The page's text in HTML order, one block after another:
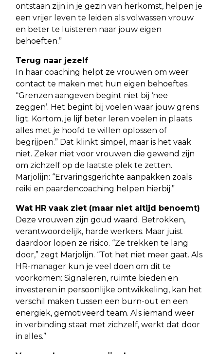
ontstaan zijn in je gezin van herkomst, helpen je
een vrijer leven te leiden als volwassen vrouw
en beter te luisteren naar jouw eigen
behoeften.”
Terug naar jezelf
In haar coaching helpt ze vrouwen om weer
contact te maken met hun eigen behoeftes.
“Grenzen aangeven begint niet bij ‘nee
zeggen’. Het begint bij voelen waar jouw grens
ligt. Kortom, je lijf beter leren voelen in plaats
alles met je hoofd te willen oplossen of
begrijpen.” Dat klinkt simpel, maar is het vaak
niet. Zeker niet voor vrouwen die gewend zijn
om zichzelf op de laatste plek te zetten.
Marjolijn: “Ervaringsgerichte aanpakken zoals
reiki en paardencoaching helpen hierbij.”
Wat HR vaak ziet (maar niet altijd benoemt)
Deze vrouwen zijn goud waard. Betrokken,
verantwoordelijk, harde werkers. Maar juist
daardoor lopen ze risico. “Ze trekken te lang
door,” zegt Marjolijn. “Tot het niet meer gaat. Als
HR-manager kun je veel doen om dit te
voorkomen: Signaleren, ruimte bieden en
investeren in persoonlijke ontwikkeling, kan het
verschil maken tussen een burn-out en een
energiek, gemotiveerd team. Als iemand weer
in verbinding staat met zichzelf, werkt dat door
in alles.”